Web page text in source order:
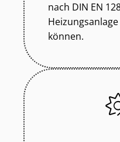
nach DIN EN
können.